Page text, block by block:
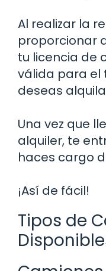
Al realizar la
proporcionar
tu licencia de
válida para el
deseas
Una vez que
alquiler, te
haces cargo
¡Así de fácil!
Tipos de